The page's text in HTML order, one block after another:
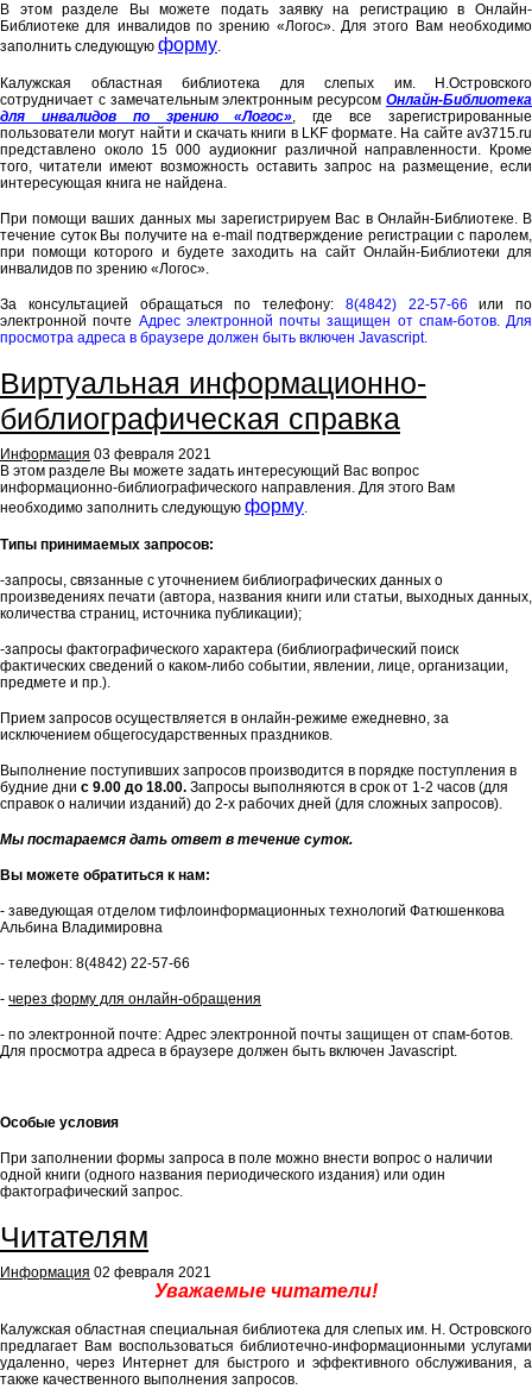
В этом разделе Вы можете подать заявку на регистрацию в Онлайн-
Библиотеке для инвалидов по зрению «Логос». Для этого Вам необходимо
заполнить следующую форму.
Калужская областная библиотека для слепых им. Н.Островского
сотрудничает с замечательным электронным ресурсом Онлайн-Библиотека
для инвалидов по зрению «Логос», где все зарегистрированные
пользователи могут найти и скачать книги в LKF формате. На сайте av3715.ru
представлено около 15 000 аудиокниг различной направленности. Кроме
того, читатели имеют возможность оставить запрос на размещение, если
интересующая книга не найдена.
При помощи ваших данных мы зарегистрируем Вас в Онлайн-Библиотеке. В
течение суток Вы получите на е-mail подтверждение регистрации с паролем,
при помощи которого и будете заходить на сайт Онлайн-Библиотеки для
инвалидов по зрению «Логос».
За консультацией обращаться по телефону: 8(4842) 22-57-66 или по
электронной почте Адрес электронной почты защищен от спам-ботов. Для
просмотра адреса в браузере должен быть включен Javascript.
Виртуальная информационно-
библиографическая справка
Информация 03 февраля 2021
В этом разделе Вы можете задать интересующий Вас вопрос
информационно-библиографического направления. Для этого Вам
необходимо заполнить следующую форму.
Типы принимаемых запросов:
-запросы, связанные с уточнением библиографических данных о
произведениях печати (автора, названия книги или статьи, выходных данных,
количества страниц, источника публикации);
-запросы фактографического характера (библиографический поиск
фактических сведений о каком-либо событии, явлении, лице, организации,
предмете и пр.).
Прием запросов осуществляется в онлайн-режиме ежедневно, за
исключением общегосударственных праздников.
Выполнение поступивших запросов производится в порядке поступления в
будние дни с 9.00 до 18.00. Запросы выполняются в срок от 1-2 часов (для
справок о наличии изданий) до 2-х рабочих дней (для сложных запросов).
Мы постараемся дать ответ в течение суток.
Вы можете обратиться к нам:
- заведующая отделом тифлоинформационных технологий Фатюшенкова
Альбина Владимировна
- телефон: 8(4842) 22-57-66
- через форму для онлайн-обращения
- по электронной почте: Адрес электронной почты защищен от спам-ботов.
Для просмотра адреса в браузере должен быть включен Javascript.
Особые условия
При заполнении формы запроса в поле можно внести вопрос о наличии
одной книги (одного названия периодического издания) или один
фактографический запрос.
Читателям
Информация 02 февраля 2021
Уважаемые читатели!
Калужская областная специальная библиотека для слепых им. Н. Островского
предлагает Вам воспользоваться библиотечно-информационными услугами
удаленно, через Интернет для быстрого и эффективного обслуживания, а
также качественного выполнения запросов.